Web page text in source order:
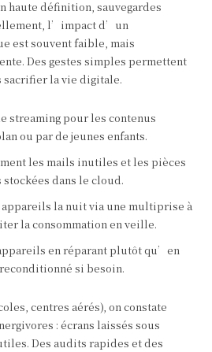
haute définition, sauvegardes
l’impact d’un
est souvent faible, mais
Des gestes simples permettent
sacrifier la vie digitale.
streaming pour les contenus
ou par de jeunes enfants.
les mails inutiles et les pièces
dans le cloud.
appareils la nuit via une multiprise à
la consommation en veille.
en réparant plutôt qu’en
si besoin.
centres aérés), on constate
: écrans laissés sous
Des audits rapides et des